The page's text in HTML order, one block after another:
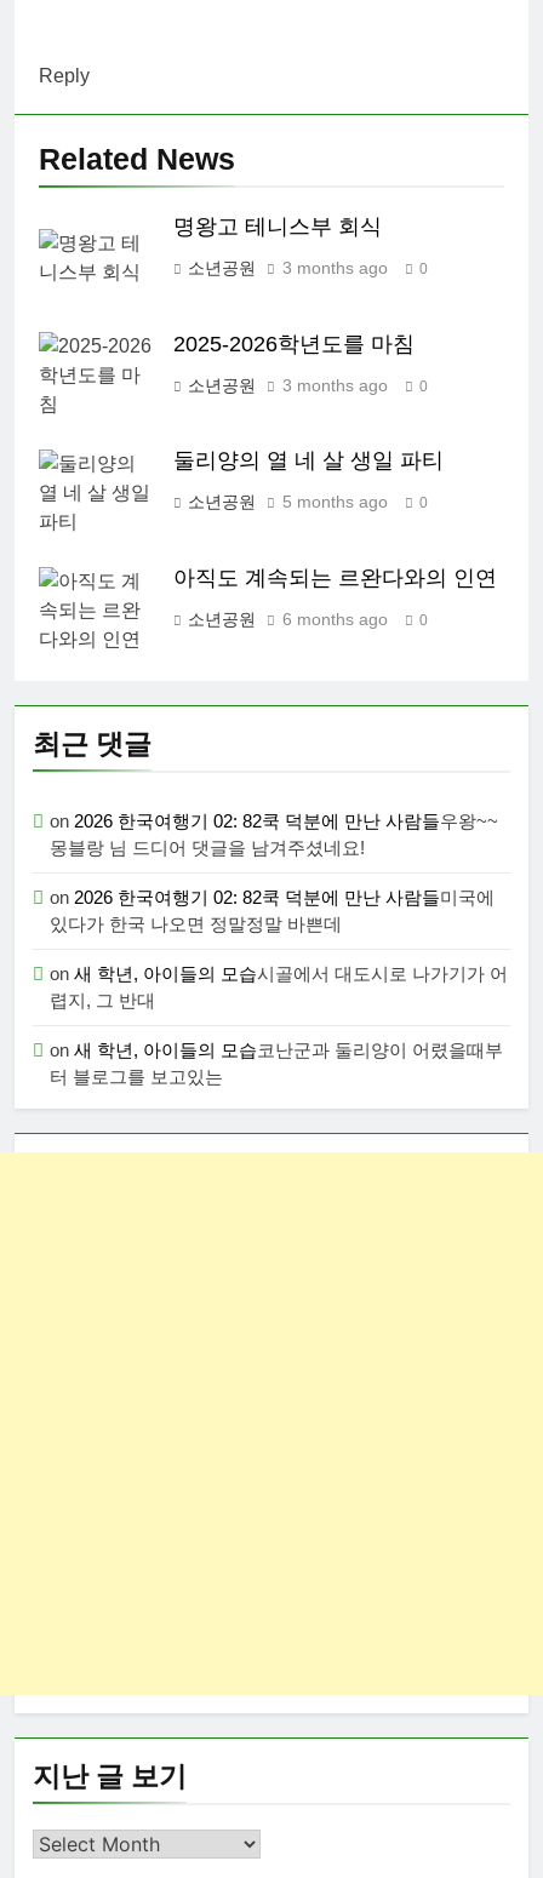
Reply
Related News
명왕고 테니스부 회식
소년공원 3 months ago 0
2025-2026학년도를 마침
소년공원 3 months ago 0
둘리양의 열 네 살 생일 파티
소년공원 5 months ago 0
아직도 계속되는 르완다와의 인연
소년공원 6 months ago 0
최근 댓글
on 2026 한국여행기 02: 82쿡 덕분에 만난 사람들우왕~~
몽블랑 님 드디어 댓글을 남겨주셨네요!
on 2026 한국여행기 02: 82쿡 덕분에 만난 사람들미국에
있다가 한국 나오면 정말정말 바쁜데
on 새 학년, 아이들의 모습시골에서 대도시로 나가기가 어
렵지, 그 반대
on 새 학년, 아이들의 모습코난군과 둘리양이 어렸을때부
터 블로그를 보고있는
지난 글 보기
지